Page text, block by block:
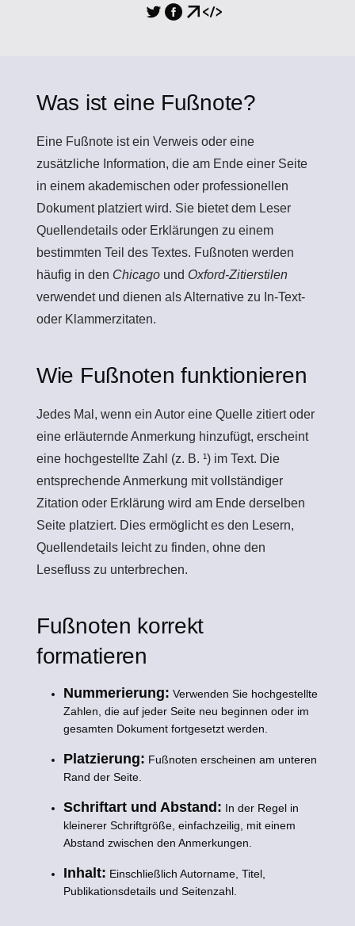
Was ist eine Fußnote?
Eine Fußnote ist ein Verweis oder eine
zusätzliche Information, die am Ende einer Seite
in einem akademischen oder professionellen
Dokument platziert wird. Sie bietet dem Leser
Quellendetails oder Erklärungen zu einem
bestimmten Teil des Textes. Fußnoten werden
häufig in den Chicago und Oxford-Zitierstilen
verwendet und dienen als Alternative zu In-Text-
oder Klammerzitaten.
Wie Fußnoten funktionieren
Jedes Mal, wenn ein Autor eine Quelle zitiert oder
eine erläuternde Anmerkung hinzufügt, erscheint
eine hochgestellte Zahl (z. B. ¹) im Text. Die
entsprechende Anmerkung mit vollständiger
Zitation oder Erklärung wird am Ende derselben
Seite platziert. Dies ermöglicht es den Lesern,
Quellendetails leicht zu finden, ohne den
Lesefluss zu unterbrechen.
Fußnoten korrekt
formatieren
Nummerierung: Verwenden Sie hochgestellte
Zahlen, die auf jeder Seite neu beginnen oder im
gesamten Dokument fortgesetzt werden.
Platzierung: Fußnoten erscheinen am unteren
Rand der Seite.
Schriftart und Abstand: In der Regel in
kleinerer Schriftgröße, einfachzeilig, mit einem
Abstand zwischen den Anmerkungen.
Inhalt: Einschließlich Autorname, Titel,
Publikationsdetails und Seitenzahl.